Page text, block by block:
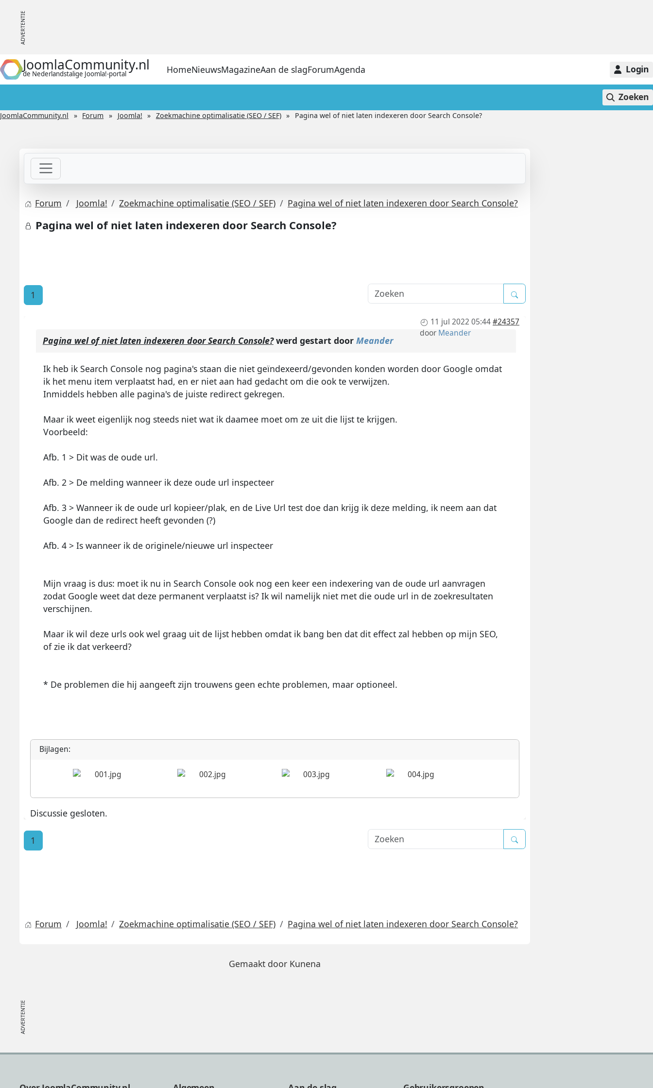
JoomlaCommunity.nl
de Nederlandstalige Joomla!-portal HomeNieuwsMagazineAan de slagForumAgenda Login
Zoeken
JoomlaCommunity.nl Forum Joomla! Zoekmachine optimalisatie (SEO / SEF) Pagina wel of niet laten indexeren door Search Console?
Forum Joomla! Zoekmachine optimalisatie (SEO / SEF) Pagina wel of niet laten indexeren door Search Console?
Pagina wel of niet laten indexeren door Search Console?
1
11 jul 2022 05:44#24357
doorMeander
Pagina wel of niet laten indexeren door Search Console?werd gestart door Meander
Ik heb ik Search Console nog pagina's staan die niet geïndexeerd/gevonden konden worden door Google omdat
ik het menu item verplaatst had, en er niet aan had gedacht om die ook te verwijzen.
Inmiddels hebben alle pagina's de juiste redirect gekregen.
Maar ik weet eigenlijk nog steeds niet wat ik daamee moet om ze uit die lijst te krijgen.
Voorbeeld:
Afb. 1 > Dit was de oude url.
Afb. 2 > De melding wanneer ik deze oude url inspecteer
Afb. 3 > Wanneer ik de oude url kopieer/plak, en de Live Url test doe dan krijg ik deze melding, ik neem aan dat
Google dan de redirect heeft gevonden (?)
Afb. 4 > Is wanneer ik de originele/nieuwe url inspecteer
Mijn vraag is dus: moet ik nu in Search Console ook nog een keer een indexering van de oude url aanvragen
zodat Google weet dat deze permanent verplaatst is? Ik wil namelijk niet met die oude url in de zoekresultaten
verschijnen.
Maar ik wil deze urls ook wel graag uit de lijst hebben omdat ik bang ben dat dit effect zal hebben op mijn SEO,
of zie ik dat verkeerd?
* De problemen die hij aangeeft zijn trouwens geen echte problemen, maar optioneel.
Bijlagen:
Discussie gesloten.
1
Forum Joomla! Zoekmachine optimalisatie (SEO / SEF) Pagina wel of niet laten indexeren door Search Console?
Gemaakt door Kunena